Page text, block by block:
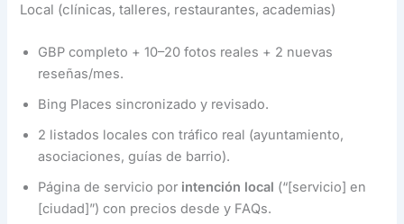
Local (clínicas, talleres, restaurantes, academias)
GBP completo + 10–20 fotos reales + 2 nuevas
reseñas/mes.
Bing Places sincronizado y revisado.
2 listados locales con tráfico real (ayuntamiento,
asociaciones, guías de barrio).
Página de servicio por intención local (“[servicio] en
[ciudad]”) con precios desde y FAQs.